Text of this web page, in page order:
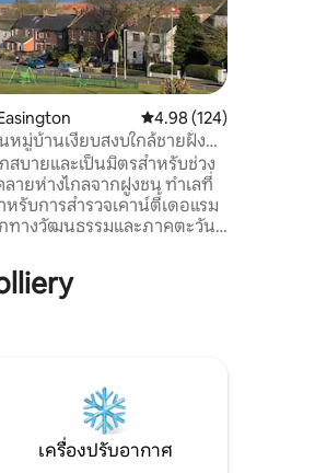
รีวิว
คะแนนเฉลี่ย 4.98 จาก
4.98 (124)
มู่บ้านเงียบสงบใกล้ชายฝั่งอีส
สบายและเป็นมิตรสำหรับช่วง
ายห่างไกลจากฝูงชน ทำเลที่
รับการสำรวจเคาน์ตี้เดอแรม
ทางวัฒนธรรมและภาคตะวัน
าท์เล็ตขับรถ 15 นาทีถึงเดอร์
ส้นทางไปยังใจกลางนิวคาส
นป่าประวัติศาสตร์และสถานที่ที่
วิทยาศาสตร์เป็นพิเศษอยู่ที่
เครื่องปรับอากาศ